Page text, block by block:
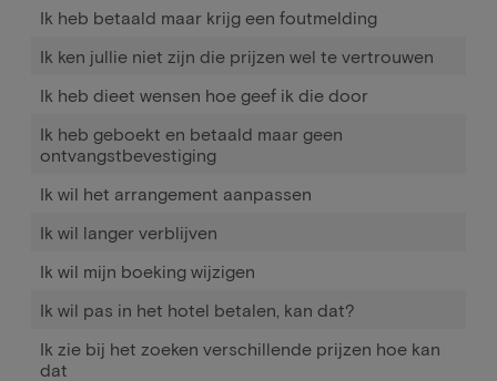
Ik heb betaald maar krijg een foutmelding
Ik ken jullie niet zijn die prijzen wel te vertrouwen
Ik heb dieet wensen hoe geef ik die door
Ik heb geboekt en betaald maar geen
ontvangstbevestiging
Ik wil het arrangement aanpassen
Ik wil langer verblijven
Ik wil mijn boeking wijzigen
Ik wil pas in het hotel betalen, kan dat?
Ik zie bij het zoeken verschillende prijzen hoe kan
dat